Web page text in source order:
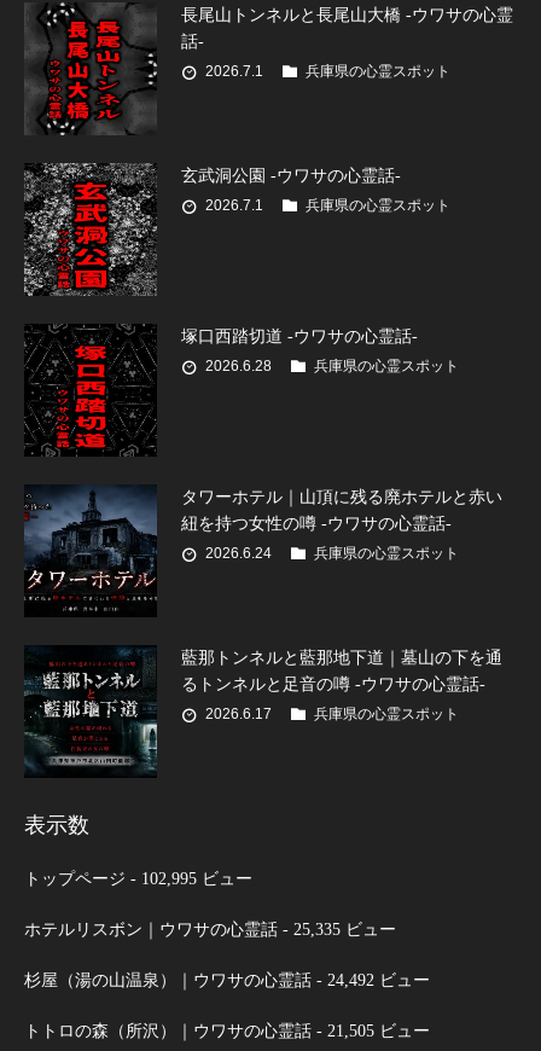
長尾山トンネルと長尾山大橋 -ウワサの心霊
話-
2026.7.1 兵庫県の心霊スポット
玄武洞公園 -ウワサの心霊話-
2026.7.1 兵庫県の心霊スポット
塚口西踏切道 -ウワサの心霊話-
2026.6.28 兵庫県の心霊スポット
タワーホテル｜山頂に残る廃ホテルと赤い
紐を持つ女性の噂 -ウワサの心霊話-
2026.6.24 兵庫県の心霊スポット
藍那トンネルと藍那地下道｜墓山の下を通
るトンネルと足音の噂 -ウワサの心霊話-
2026.6.17 兵庫県の心霊スポット
表示数
トップページ - 102,995 ビュー
ホテルリスボン｜ウワサの心霊話 - 25,335 ビュー
杉屋（湯の山温泉）｜ウワサの心霊話 - 24,492 ビュー
トトロの森（所沢）｜ウワサの心霊話 - 21,505 ビュー